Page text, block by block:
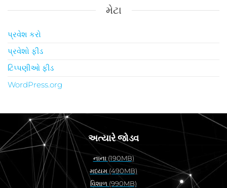
મેટા
પ્રવેશ કરો
પ્રવેશો ફીડ
ટિપ્પણીઓ ફીડ
WordPress.org
અત્યારે જોડવ
નાના (190MB)
મધ્યમ (490MB)
વિશાળ (990MB)